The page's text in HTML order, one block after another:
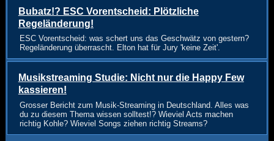
Bubatz!? ESC Vorentscheid: Plötzliche
Regeländerung!
ESC Vorentscheid: was schert uns das Geschwätz von gestern?
Regeländerung überrascht. Elton hat für Jury 'keine Zeit'.
Musikstreaming Studie: Nicht nur die Happy Few
kassieren!
Grosser Bericht zum Musik-Streaming in Deutschland. Alles was
du zu diesem Thema wissen solltest!? Wieviel Acts machen
richtig Kohle? Wieviel Songs ziehen richtig Streams?